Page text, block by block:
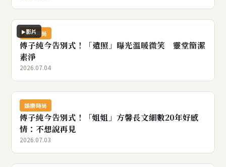
影片
娛樂時尚
傅子純今告別式！「遺照」曝光溫暖微笑 靈堂簡潔
素淨
2026.07.04
娛樂時尚
傅子純今告別式！「姐姐」方馨長文細數20年好感
情：不想說再見
2026.07.03